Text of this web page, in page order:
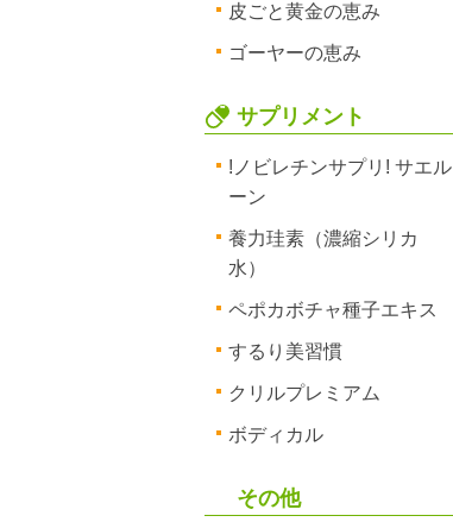
皮ごと黄金の恵み
ゴーヤーの恵み
サプリメント
!ノビレチンサプリ! サエル
ーン
養力珪素（濃縮シリカ
水）
ペポカボチャ種子エキス
するり美習慣
クリルプレミアム
ボディカル
その他